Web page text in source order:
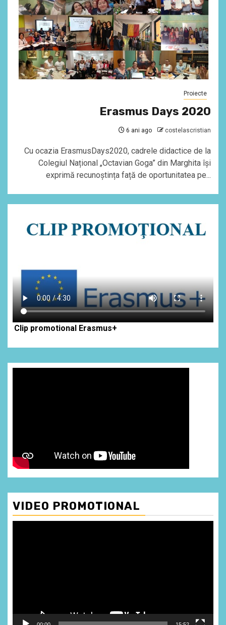
Proiecte
Erasmus Days 2020
6 ani ago costelascristian
Cu ocazia ErasmusDays2020, cadrele didactice de la
Colegiul Național „Octavian Goga” din Marghita își
exprimă recunoștința față de oportunitatea pe...
Clip promotional Erasmus+
VIDEO PROMOTIONAL